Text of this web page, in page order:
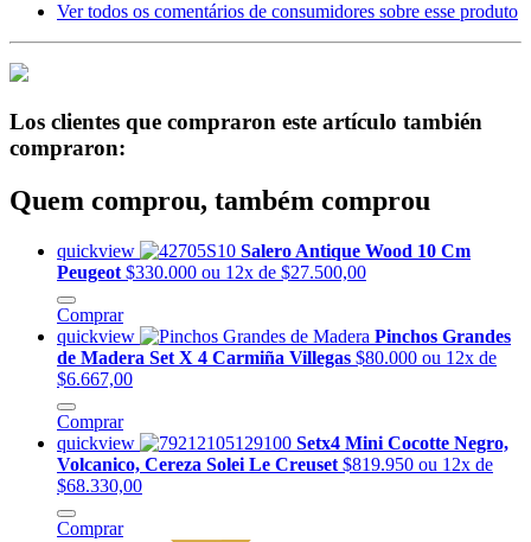
Ver todos os comentários de consumidores sobre esse produto
Los clientes que compraron este artículo también
compraron:
Quem comprou, também comprou
quickview
Salero Antique Wood 10 Cm
Peugeot $330.000 ou 12x de $27.500,00
Comprar
quickview
Pinchos Grandes
de Madera Set X 4 Carmiña Villegas $80.000 ou 12x de
$6.667,00
Comprar
quickview
Setx4 Mini Cocotte Negro,
Volcanico, Cereza Solei Le Creuset $819.950 ou 12x de
$68.330,00
Comprar